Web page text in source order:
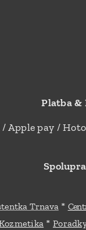
Platba &
Apple pay /
Trnava*
*